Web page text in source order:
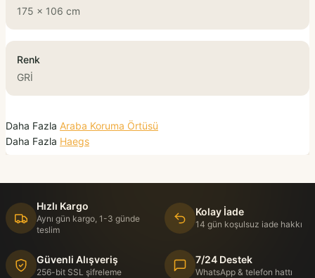
175 x 106 cm
Renk
GRİ
Daha Fazla Araba Koruma Örtüsü
Daha Fazla Haegs
Hızlı Kargo
Aynı gün kargo, 1-3 günde
teslim
Kolay İade
14 gün koşulsuz iade hakkı
Güvenli Alışveriş
256-bit SSL şifreleme
7/24 Destek
WhatsApp & telefon hattı